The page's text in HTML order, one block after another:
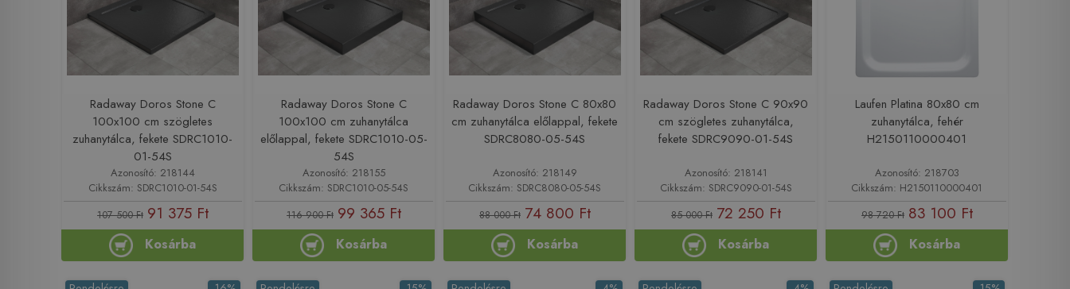
Radaway Doros Stone C
100x100 cm szögletes
zuhanytálca, fekete SDRC1010-
01-54S
Azonosító: 218144
Cikkszám: SDRC1010-01-54S
107 500 Ft 91 375 Ft
Kosárba
Radaway Doros Stone C
100x100 cm zuhanytálca
előlappal, fekete SDRC1010-05-
54S
Azonosító: 218155
Cikkszám: SDRC1010-05-54S
116 900 Ft 99 365 Ft
Kosárba
Radaway Doros Stone C 80x80
cm zuhanytálca előlappal, fekete
SDRC8080-05-54S
Azonosító: 218149
Cikkszám: SDRC8080-05-54S
88 000 Ft 74 800 Ft
Kosárba
Radaway Doros Stone C 90x90
cm szögletes zuhanytálca,
fekete SDRC9090-01-54S
Azonosító: 218141
Cikkszám: SDRC9090-01-54S
85 000 Ft 72 250 Ft
Kosárba
Laufen Platina 80x80 cm
zuhanytálca, fehér
H2150110000401
Azonosító: 218703
Cikkszám: H2150110000401
98 720 Ft 83 100 Ft
Kosárba